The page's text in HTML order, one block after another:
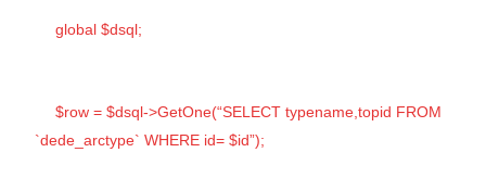
global $dsql;
$row = $dsql->GetOne(“SELECT typename,topid FROM
`dede_arctype` WHERE id= $id”);